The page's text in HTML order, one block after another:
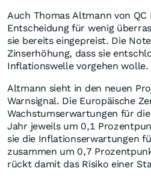
Auch Thomas Altmann von
Entscheidung für wenig
sie bereits eingepreist. Die
Zinserhöhung, dass sie
Inflationswelle vorgehen wolle.
Altmann sieht in den neuen
Warnsignal. Die Europäische
Wachstumserwartungen für
Jahr jeweils um 0,1
sie die Inflationserwartungen
zusammen um 0,7
rückt damit das Risiko einer